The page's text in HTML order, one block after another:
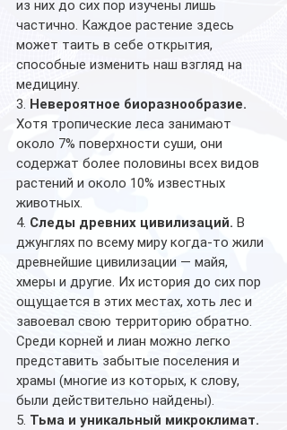
из них до сих пор изучены лишь
частично. Каждое растение здесь
может таить в себе открытия,
способные изменить наш взгляд на
медицину.
3. Невероятное биоразнообразие.
Хотя тропические леса занимают
около 7% поверхности суши, они
содержат более половины всех видов
растений и около 10% известных
животных.
4. Следы древних цивилизаций. В
джунглях по всему миру когда-то жили
древнейшие цивилизации — майя,
хмеры и другие. Их история до сих пор
ощущается в этих местах, хоть лес и
завоевал свою территорию обратно.
Среди корней и лиан можно легко
представить забытые поселения и
храмы (многие из которых, к слову,
были действительно найдены).
5. Тьма и уникальный микроклимат.